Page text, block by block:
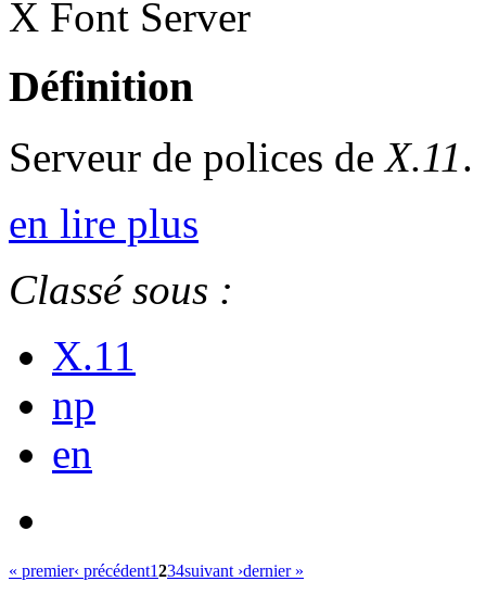
X Font Server
Définition
Serveur de polices deX.11.
en lire plus
Classé sous :
X.11
np
en
« premier‹ précédent1234suivant ›dernier »